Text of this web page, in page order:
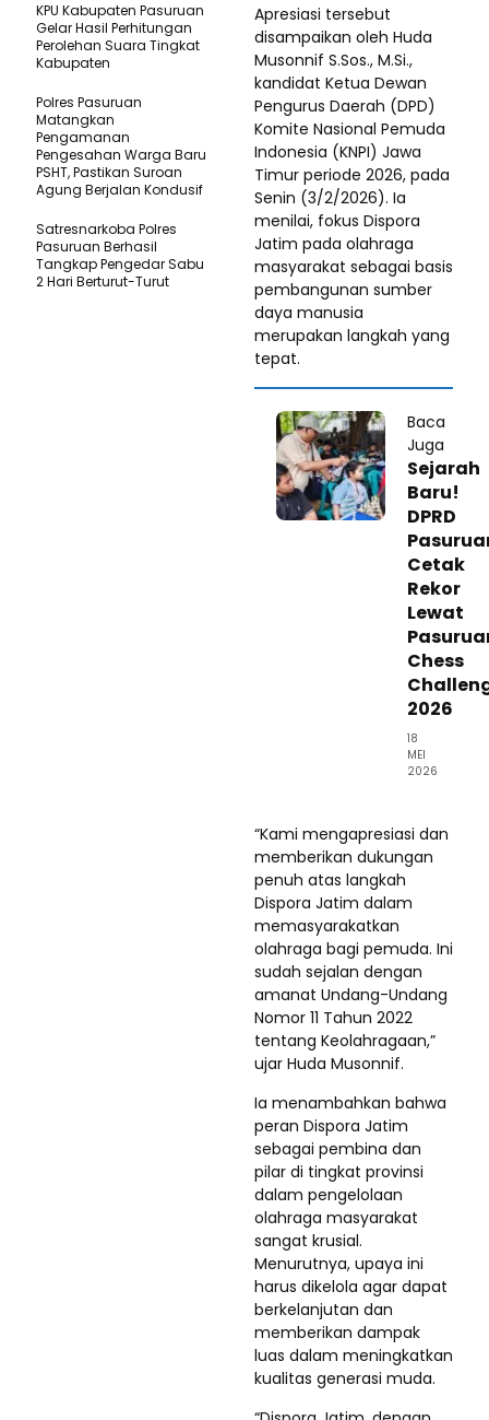
Apresiasi tersebut
disampaikan oleh Huda
Musonnif S.Sos., M.Si.,
kandidat Ketua Dewan
Pengurus Daerah (DPD)
Komite Nasional Pemuda
Indonesia (KNPI) Jawa
Timur periode 2026, pada
Senin (3/2/2026). Ia
menilai, fokus Dispora
Jatim pada olahraga
masyarakat sebagai basis
pembangunan sumber
daya manusia
merupakan langkah yang
tepat.
Baca
Juga
‎Sejarah
Baru!
DPRD
Cetak
Rekor
Lewat
Chess
2026
18
MEI
2026
“Kami mengapresiasi dan
memberikan dukungan
penuh atas langkah
Dispora Jatim dalam
memasyarakatkan
olahraga bagi pemuda. Ini
sudah sejalan dengan
amanat Undang-Undang
Nomor 11 Tahun 2022
tentang Keolahragaan,”
ujar Huda Musonnif.
Ia menambahkan bahwa
peran Dispora Jatim
sebagai pembina dan
pilar di tingkat provinsi
dalam pengelolaan
olahraga masyarakat
sangat krusial.
Menurutnya, upaya ini
harus dikelola agar dapat
berkelanjutan dan
memberikan dampak
luas dalam meningkatkan
kualitas generasi muda.
KPU Kabupaten Pasuruan
Gelar Hasil Perhitungan
Perolehan Suara Tingkat
Kabupaten
Polres Pasuruan
Matangkan
Pengamanan
Pengesahan Warga Baru
PSHT, Pastikan Suroan
Agung Berjalan Kondusif
Satresnarkoba Polres
Pasuruan Berhasil
Tangkap Pengedar Sabu
2 Hari Berturut-Turut